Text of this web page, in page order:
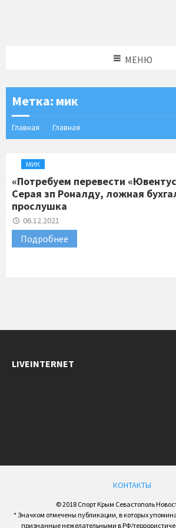
МЕНЮ
Метка: мик
Главная Главная
МИК
«Потребуем перевести
Серая зп Роналду, ложная
прослушка
06.12.2021
Подробнее
LIVEINTERNET
КОНТАКТЫ
© 2018 Спорт Крым Севастополь
* Значком отмечены публикации, в которых
признанные нежелательными в РФ/